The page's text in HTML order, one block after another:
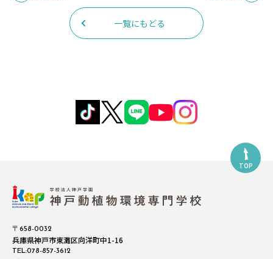
一覧にもどる
TOP
〒658-0032
兵庫県神戸市東灘区向洋町中1-16
TEL:078-857-3612